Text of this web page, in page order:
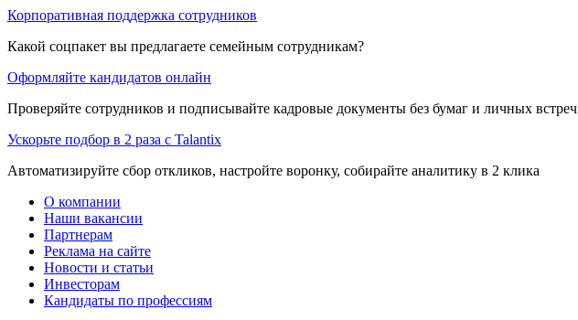
Корпоративная поддержка сотрудников
Какой соцпакет вы предлагаете семейным сотрудникам?
Оформляйте кандидатов онлайн
Проверяйте сотрудников и подписывайте кадровые документы без бумаг и личных встреч
Ускорьте подбор в 2 раза с Talantix
Автоматизируйте сбор откликов, настройте воронку, собирайте аналитику в 2 клика
О компании
Наши вакансии
Партнерам
Реклама на сайте
Новости и статьи
Инвесторам
Кандидаты по профессиям